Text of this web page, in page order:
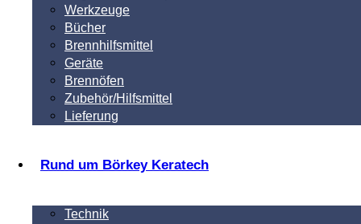
Werkzeuge
Bücher
Brennhilfsmittel
Geräte
Brennöfen
Zubehör/Hilfsmittel
Lieferung
Rund um Börkey Keratech
Technik